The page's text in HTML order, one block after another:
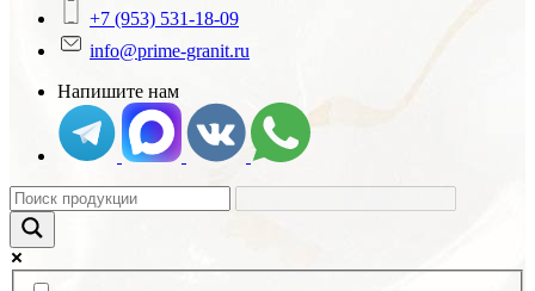
+7 (953) 531-18-09
info@prime-granit.ru
Напишите нам